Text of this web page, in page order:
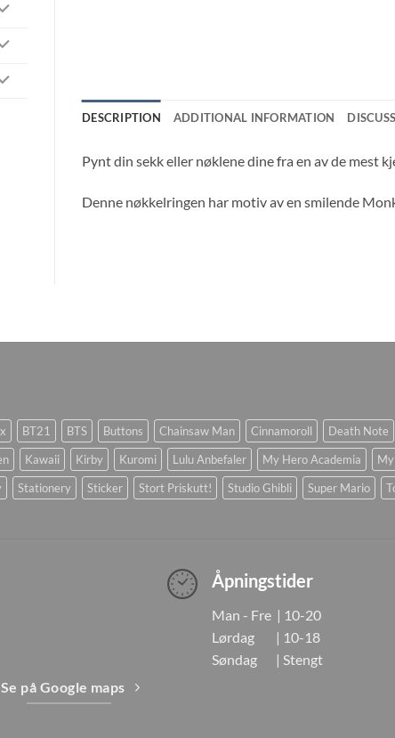
DESCRIPTION ADDITIONAL INFORMATION
Pynt din sekk eller nøklene dine fra en av de mest
Denne nøkkelringen har motiv av en smilende
BT21 BTS Buttons Chainsaw Man Cinnamoroll Death Note
Kawaii Kirby Kuromi Lulu Anbefaler My Hero Academia
Stationery Sticker Stort Priskutt! Studio Ghibli Super Mario
Se på Google maps
Åpningstider
Man - Fre | 10-20
Lørdag | 10-18
Søndag | Stengt